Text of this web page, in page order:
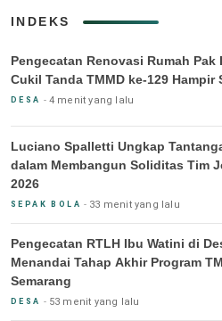
INDEKS
Pengecatan Renovasi Rumah Pak
Cukil Tanda TMMD ke-129 Hampir
DESA 4 menit yang lalu
Luciano Spalletti Ungkap
dalam Membangun Soliditas Tim
2026
SEPAK BOLA 33 menit yang lalu
Pengecatan RTLH Ibu Watini di
Menandai Tahap Akhir Program
Semarang
DESA 53 menit yang lalu